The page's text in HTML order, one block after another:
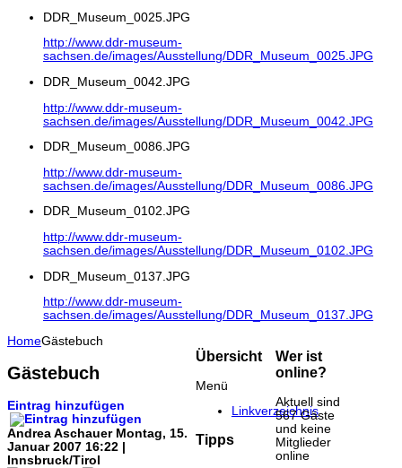
DDR_Museum_0025.JPG
http://www.ddr-museum-
sachsen.de/images/Ausstellung/DDR_Museum_0025.JPG
DDR_Museum_0042.JPG
http://www.ddr-museum-
sachsen.de/images/Ausstellung/DDR_Museum_0042.JPG
DDR_Museum_0086.JPG
http://www.ddr-museum-
sachsen.de/images/Ausstellung/DDR_Museum_0086.JPG
DDR_Museum_0102.JPG
http://www.ddr-museum-
sachsen.de/images/Ausstellung/DDR_Museum_0102.JPG
DDR_Museum_0137.JPG
http://www.ddr-museum-
sachsen.de/images/Ausstellung/DDR_Museum_0137.JPG
HomeGästebuch
Gästebuch
Eintrag hinzufügen
Andrea Aschauer Montag, 15.
Januar 2007 16:22 |
Innsbruck/Tirol
Übersicht
Menü
Linkverzeichnis
Tipps
Wer ist
online?
Aktuell sind
567 Gäste
und keine
Mitglieder
online